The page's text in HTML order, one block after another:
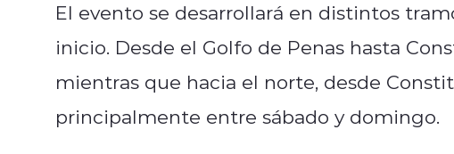
El evento se desarrollará en distintos
inicio. Desde el Golfo de Penas hasta
mientras que hacia el norte, desde
principalmente entre sábado y domingo.